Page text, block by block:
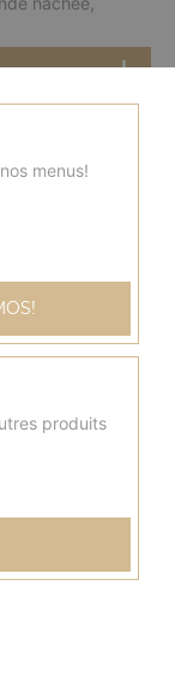
pommes
menus!
produits